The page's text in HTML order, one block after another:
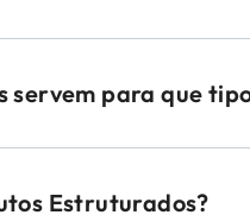
servem para que
Estruturados?